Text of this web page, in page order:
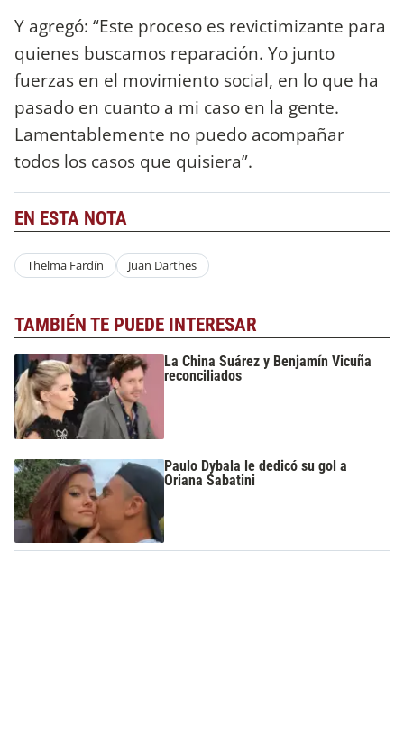
Y agregó: “Este proceso es revictimizante para
quienes buscamos reparación. Yo junto
fuerzas en el movimiento social, en lo que ha
pasado en cuanto a mi caso en la gente.
Lamentablemente no puedo acompañar
todos los casos que quisiera”.
EN ESTA NOTA
Thelma Fardín Juan Darthes
TAMBIÉN TE PUEDE INTERESAR
La China Suárez y Benjamín Vicuña
reconciliados
Paulo Dybala le dedicó su gol a
Oriana Sabatini